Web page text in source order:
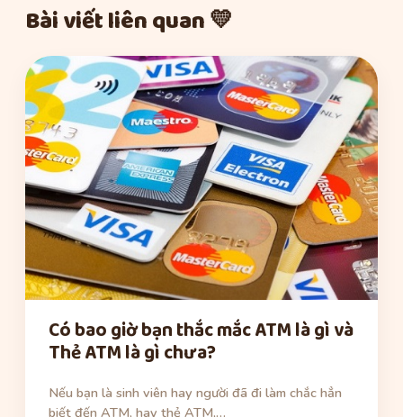
Bài viết liên quan 💛
Có bao giờ bạn thắc mắc ATM là gì và
Thẻ ATM là gì chưa?
Nếu bạn là sinh viên hay người đã đi làm chắc hẳn
biết đến ATM, hay thẻ ATM,…